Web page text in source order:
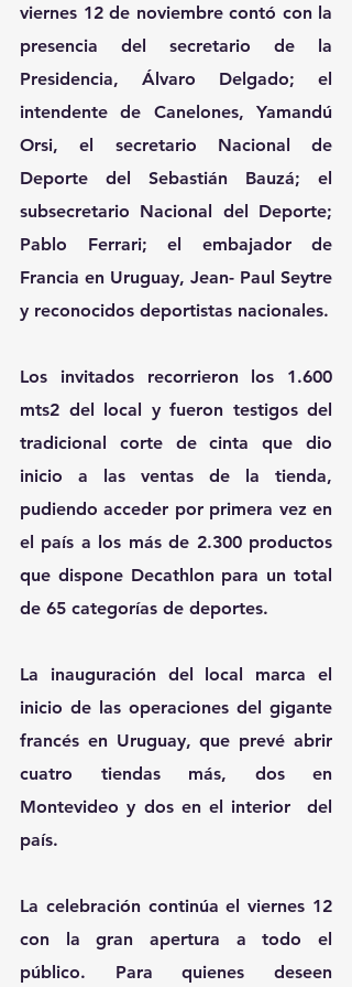
viernes 12 de noviembre contó con la
presencia del secretario de la
Presidencia, Álvaro Delgado; el
intendente de Canelones, Yamandú
Orsi, el secretario Nacional de
Deporte del Sebastián Bauzá; el
subsecretario Nacional del Deporte;
Pablo Ferrari; el embajador de
Francia en Uruguay, Jean- Paul Seytre
y reconocidos deportistas nacionales.
Los invitados recorrieron los 1.600
mts2 del local y fueron testigos del
tradicional corte de cinta que dio
inicio a las ventas de la tienda,
pudiendo acceder por primera vez en
el país a los más de 2.300 productos
que dispone Decathlon para un total
de 65 categorías de deportes.
La inauguración del local marca el
inicio de las operaciones del gigante
francés en Uruguay, que prevé abrir
cuatro tiendas más, dos en
Montevideo y dos en el interior  del
país.
La celebración continúa el viernes 12
con la gran apertura a todo el
público. Para quienes deseen